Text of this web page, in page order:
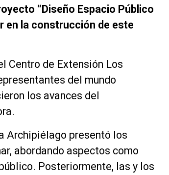
“Diseño Espacio Público
en la construcción de este
Centro de Extensión Los
del mundo
los avances del
Archipiélago presentó los
abordando aspectos como
Posteriormente, las y los